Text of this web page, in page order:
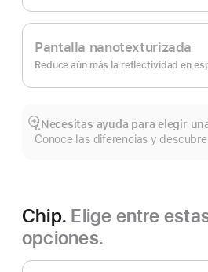
Pantalla nanotexturizada
Reduce aún más la reflectividad en
¿Necesitas ayuda para elegir
Conoce las diferencias y
Mostrar
más
Chip. Elige entre
opciones.